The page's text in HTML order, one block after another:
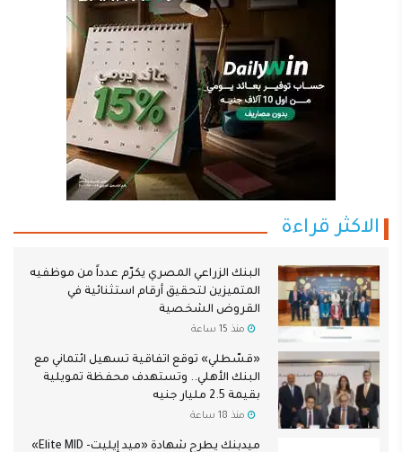
الاكثر قراءة
البنك الزراعي المصري يكرّم عدداً من موظفيه
المتميزين لتحقيق أرقام استثنائية في
القروض الشخصية
منذ 15 ساعة
«قسّطلي» توقع اتفاقية تسهيل ائتماني مع
البنك الأهلي.. وتستهدف محفظة تمويلية
بقيمة 2.5 مليار جنيه
منذ 18 ساعة
ميدبنك يطرح شهادة «ميد إيليت- Elite MID»